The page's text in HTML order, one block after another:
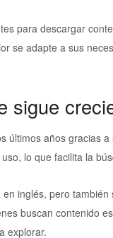
para descargar
se adapte a sus
sigue
últimos años gracias
lo que facilita la
inglés, pero
buscan contenido
explorar.